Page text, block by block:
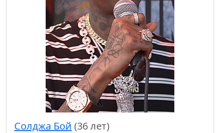
Солджа Бой (36 лет)